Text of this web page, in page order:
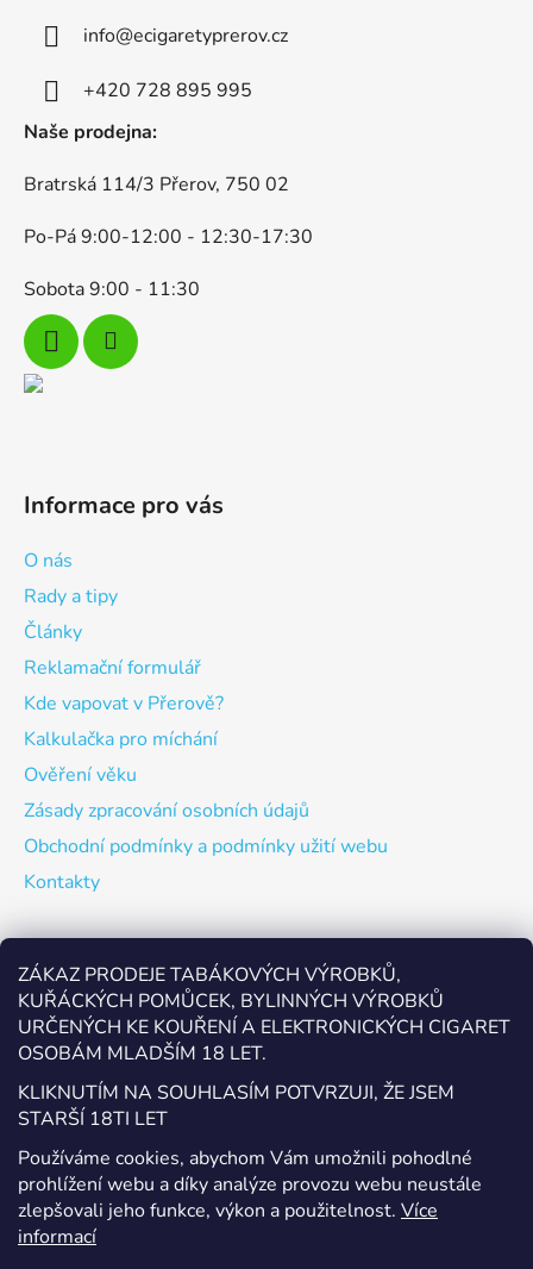
ZÁKAZ PRODEJE TABÁKOVÝCH VÝROBKŮ,
KUŘÁCKÝCH POMŮCEK, BYLINNÝCH VÝROBKŮ
URČENÝCH KE KOUŘENÍ A ELEKTRONICKÝCH CIGARET
OSOBÁM MLADŠÍM 18 LET.
KLIKNUTÍM NA SOUHLASÍM POTVRZUJI, ŽE JSEM
STARŠÍ 18TI LET
Používáme cookies, abychom Vám umožnili pohodlné
prohlížení webu a díky analýze provozu webu neustále
zlepšovali jeho funkce, výkon a použitelnost. Více
informací
info@ecigaretyprerov.cz
+420 728 895 995
Naše prodejna:
Bratrská 114/3 Přerov, 750 02
Po-Pá 9:00-12:00 - 12:30-17:30
Sobota 9:00 - 11:30
Informace pro vás
O nás
Rady a tipy
Články
Reklamační formulář
Kde vapovat v Přerově?
Kalkulačka pro míchání
Ověření věku
Zásady zpracování osobních údajů
Obchodní podmínky a podmínky užití webu
Kontakty
Odebírat newsletter
Vložte svůj e-mail a my vám budeme zasílat informace o
nových produktech na našem e-shopu.
E-mail
Vložením e-mailu souhlasíte s
podmínkami ochrany
osobních údajů
PŘIHLÁSIT SE